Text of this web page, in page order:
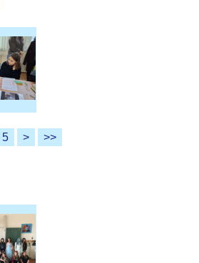
5 > >>